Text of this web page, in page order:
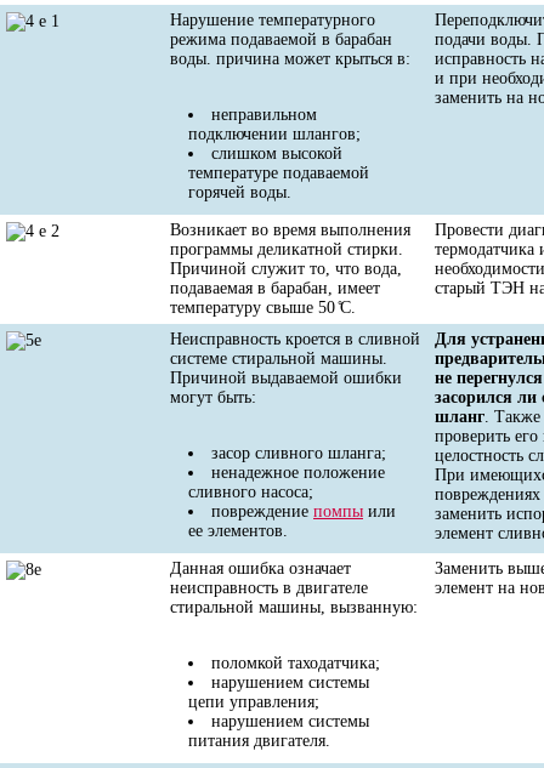
Нарушение температурного
режима подаваемой в барабан
воды. причина может крыться в:
неправильном
подключении шлангов;
слишком высокой
температуре подаваемой
горячей воды.
подачи воды.
исправность
и при
заменить на
Возникает во время выполнения
программы деликатной стирки.
Причиной служит то, что вода,
подаваемая в барабан, имеет
температуру свыше 50 ̊С.
Провести
термодатчика
старый ТЭН
Неисправность кроется в сливной
системе стиральной машины.
Причиной выдаваемой ошибки
могут быть:
засор сливного шланга;
ненадежное положение
сливного насоса;
повреждение помпы или
ее элементов.
Для
не
засорился ли
шланг.
проверить его
целостность
При
заменить
элемент
Данная ошибка означает
неисправность в двигателе
стиральной машины, вызванную:
поломкой таходатчика;
нарушением системы
цепи управления;
нарушением системы
питания двигателя.
Заменить
элемент на